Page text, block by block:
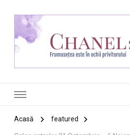
Acasă featured